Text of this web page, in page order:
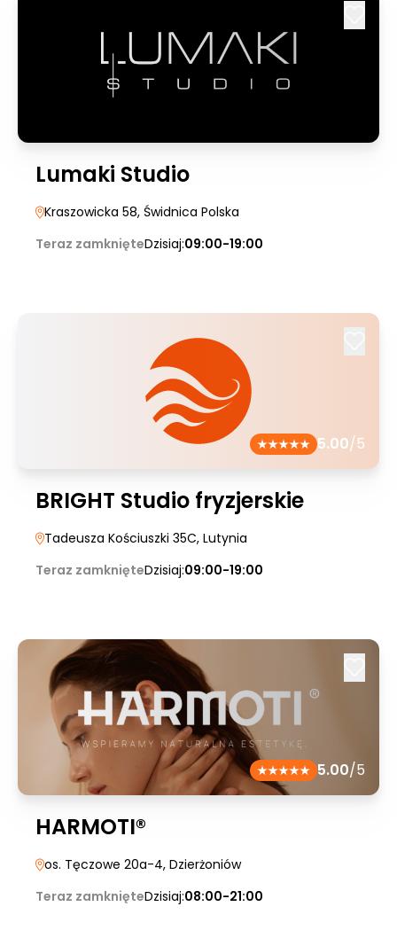
Lumaki Studio
Kraszowicka 58, Świdnica Polska
Teraz zamknięteDzisiaj:09:00-19:00
5.00/5
BRIGHT Studio fryzjerskie
Tadeusza Kościuszki 35C, Lutynia
Teraz zamknięteDzisiaj:09:00-19:00
5.00/5
HARMOTI®
os. Tęczowe 20a-4, Dzierżoniów
Teraz zamknięteDzisiaj:08:00-21:00